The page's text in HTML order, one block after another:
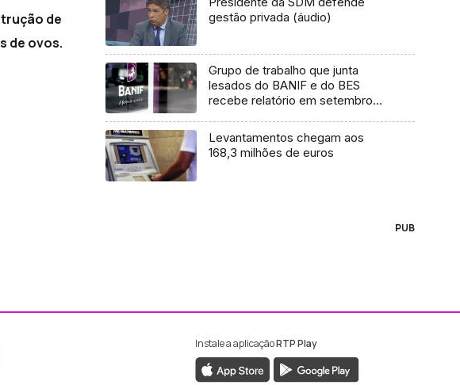
de
de ovos.
gestão privada (áudio)
Grupo de trabalho que junta
lesados do BANIF e do BES
recebe relatório em setembro
Levantamentos chegam aos
168,3 milhões de euros
PUB
ao Facebook da RTP Madeira
ao Instagram da RTP Madeira
Instale a aplicaçãoRTP Play